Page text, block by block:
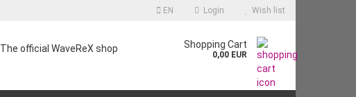
EN Login Wish list
The official WaveReX shop Shopping Cart
0,00 EUR